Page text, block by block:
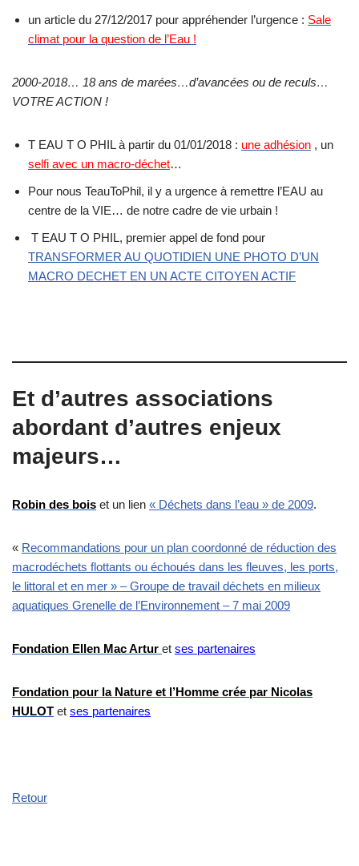
un article du 27/12/2017 pour appréhender l’urgence : Sale
climat pour la question de l’Eau !
2000-2018… 18 ans de marées…d’avancées ou de reculs…
VOTRE ACTION !
T EAU T O PHIL à partir du 01/01/2018 : une adhésion , un
selfi avec un macro-déchet…
Pour nous TeauToPhil, il y a urgence à remettre l’EAU au
centre de la VIE… de notre cadre de vie urbain !
T EAU T O PHIL, premier appel de fond pour
TRANSFORMER AU QUOTIDIEN UNE PHOTO D’UN
MACRO DECHET EN UN ACTE CITOYEN ACTIF
Et d’autres associations
abordant d’autres enjeux
majeurs…
Robin des bois et un lien « Déchets dans l’eau » de 2009.
« Recommandations pour un plan coordonné de réduction des
macrodéchets flottants ou échoués dans les fleuves, les ports,
le littoral et en mer » – Groupe de travail déchets en milieux
aquatiques Grenelle de l’Environnement – 7 mai 2009
Fondation Ellen Mac Artur et ses partenaires
Fondation pour la Nature et l’Homme crée par Nicolas
HULOT et ses partenaires
Retour